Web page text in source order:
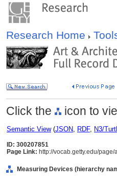
Research Home
Click the icon to
Semantic View(JSON, RDF, N3/
ID: 300207851
Page Link: http://vocab.getty.edu/
Measuring Devices (hierarchy